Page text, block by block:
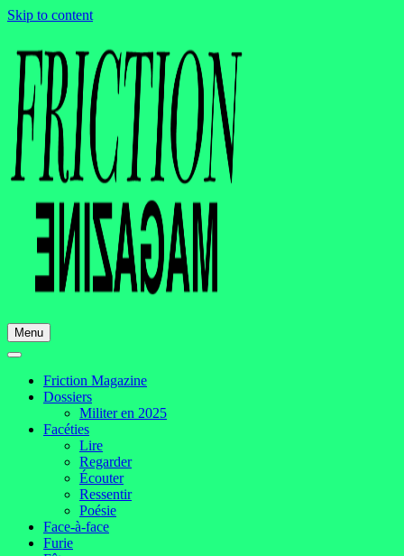
Skip to content
Menu
Friction Magazine
Dossiers
Militer en 2025
Facéties
Lire
Regarder
Écouter
Ressentir
Poésie
Face-à-face
Furie